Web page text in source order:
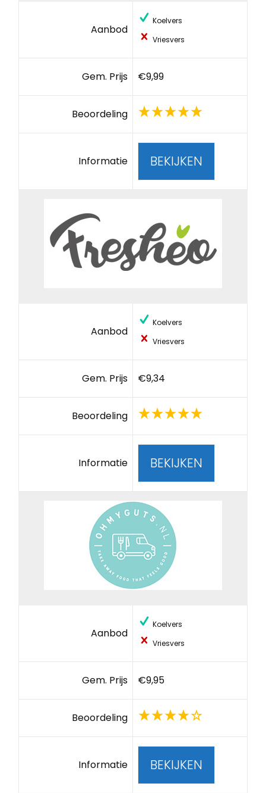
Aanbod
Koelvers
Vriesvers
Gem. Prijs €9,99
Beoordeling
Informatie BEKIJKEN
Aanbod
Koelvers
Vriesvers
Gem. Prijs €9,34
Beoordeling
Informatie BEKIJKEN
Aanbod
Koelvers
Vriesvers
Gem. Prijs €9,95
Beoordeling
Informatie BEKIJKEN